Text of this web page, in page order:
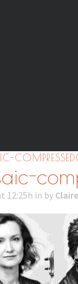
12:25h in by